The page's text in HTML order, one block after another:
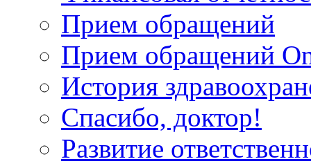
Прием обращений
Прием обращений
История
Спасибо, доктор!
Развитие